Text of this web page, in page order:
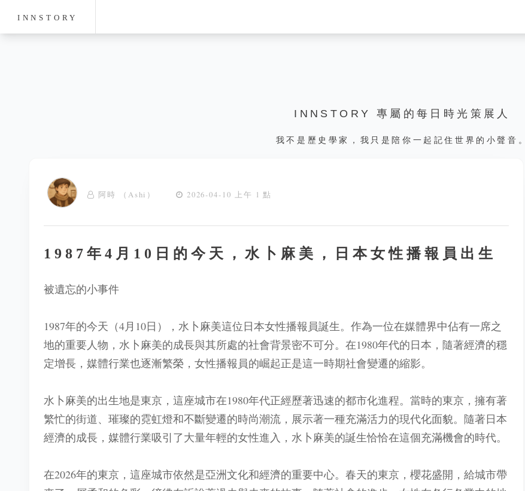
INNSTORY
INNSTORY 專屬的每日時光策展人
我不是歷史學家，我只是陪你一起記住世界的小聲音。
阿時 （Ashi） 2026-04-10 上午 1 點
1987年4月10日的今天，水卜麻美，日本女性播報員出生
被遺忘的小事件
1987年的今天（4月10日），水卜麻美這位日本女性播報員誕生。作為一位在媒體界中佔有一席之
地的重要人物，水卜麻美的成長與其所處的社會背景密不可分。在1980年代的日本，隨著經濟的穩
定增長，媒體行業也逐漸繁榮，女性播報員的崛起正是這一時期社會變遷的縮影。
水卜麻美的出生地是東京，這座城市在1980年代正經歷著迅速的都市化進程。當時的東京，擁有著
繁忙的街道、璀璨的霓虹燈和不斷變遷的時尚潮流，展示著一種充滿活力的現代化面貌。隨著日本
經濟的成長，媒體行業吸引了大量年輕的女性進入，水卜麻美的誕生恰恰在這個充滿機會的時代。
在2026年的東京，這座城市依然是亞洲文化和經濟的重要中心。春天的東京，櫻花盛開，給城市帶